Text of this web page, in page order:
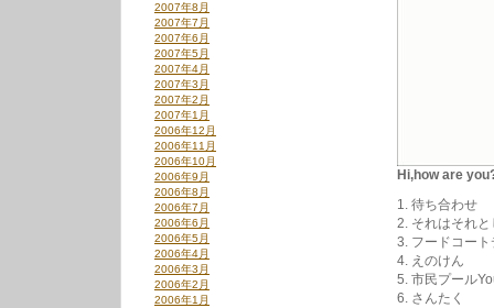
Hi,how are
1. 待ち合わせ
2. それはそれと
3. フードコー
4. えのけん
5. 市民プール
6. さんたく
2007年8月
2007年7月
2007年6月
2007年5月
2007年4月
2007年3月
2007年2月
2007年1月
2006年12月
2006年11月
2006年10月
2006年9月
2006年8月
2006年7月
2006年6月
2006年5月
2006年4月
2006年3月
2006年2月
2006年1月